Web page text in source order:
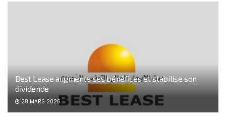
Best Lease augmente ses bénéfices et stabilise son
dividende
28 MARS 2026